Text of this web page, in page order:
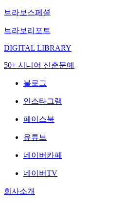
브라보스페셜
브라보리포트
DIGITAL LIBRARY
50+ 시니어 신춘문예
블로그
인스타그램
페이스북
유튜브
네이버카페
네이버TV
회사소개